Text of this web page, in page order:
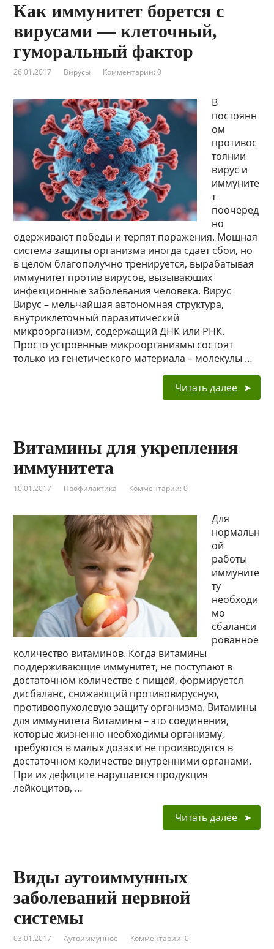
Как иммунитет борется с
вирусами — клеточный,
гуморальный фактор
26.01.2017 Вирусы Комментарии: 0
В
постоянн
ом
противос
тоянии
вирус и
иммуните
т
поочеред
но
одерживают победы и терпят поражения. Мощная
система защиты организма иногда сдает сбои, но
в целом благополучно тренируется, вырабатывая
иммунитет против вирусов, вызывающих
инфекционные заболевания человека. Вирус
Вирус – мельчайшая автономная структура,
внутриклеточный паразитический
микроорганизм, содержащий ДНК или РНК.
Просто устроенные микроорганизмы состоят
только из генетического материала – молекулы …
Читать далее
Витамины для укрепления
иммунитета
10.01.2017 Профилактика Комментарии: 0
Для
нормальн
ой
работы
иммуните
ту
необходи
мо
сбаланси
рованное
количество витаминов. Когда витамины
поддерживающие иммунитет, не поступают в
достаточном количестве с пищей, формируется
дисбаланс, снижающий противовирусную,
противоопухолевую защиту организма. Витамины
для иммунитета Витамины – это соединения,
которые жизненно необходимы организму,
требуются в малых дозах и не производятся в
достаточном количестве внутренними органами.
При их дефиците нарушается продукция
лейкоцитов, …
Читать далее
Виды аутоиммунных
заболеваний нервной
системы
03.01.2017 Аутоиммунное Комментарии: 0